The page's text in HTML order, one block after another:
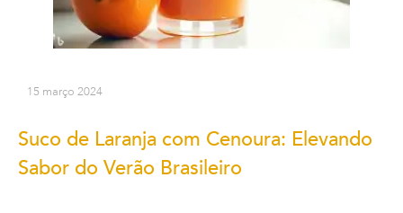
15 março 2024
Suco de Laranja com Cenoura: Elevando
Sabor do Verão Brasileiro